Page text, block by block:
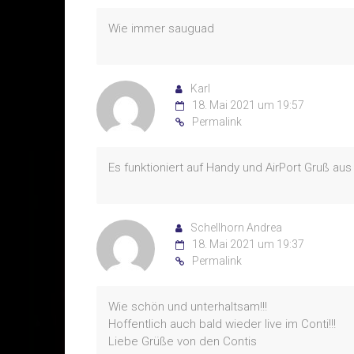
Wie immer sauguad
Karl
18. Mai 2021 um 19:57
Permalink
Es funktioniert auf Handy und AirPort Gruß aus
Schellhorn Andrea
18. Mai 2021 um 19:37
Permalink
Wie schön und unterhaltsam!!!
Hoffentlich auch bald wieder live im Conti!!!
Liebe Grüße von den Contis